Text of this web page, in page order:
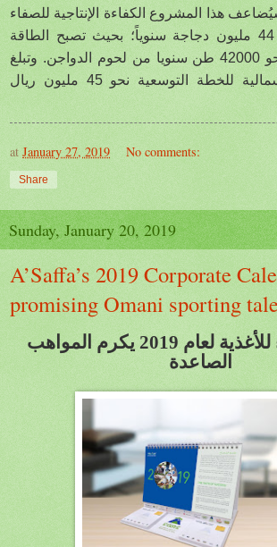
هذا المشروع الكفاءة الإنتاجية للصفاء
من 22 مليون إلى 44 مليون دجاجة سنوياً؛ بحيث تصبح الطاقة
الإجمالية للشركة نحو 42000 طن سنويا من لحوم الدواجن. وتبلغ
قيمة النفقات الرأسمالية للخطة التوسعية نحو 45 مليون ريال
at January 27, 2019 No comments:
Share
Sunday, January 20, 2019
A’Saffa’s 2019 Corporate
promising Omani sporting
تقويم الصفاء للأغذية لعام 2019 يكرم المواهب
الصاعدة